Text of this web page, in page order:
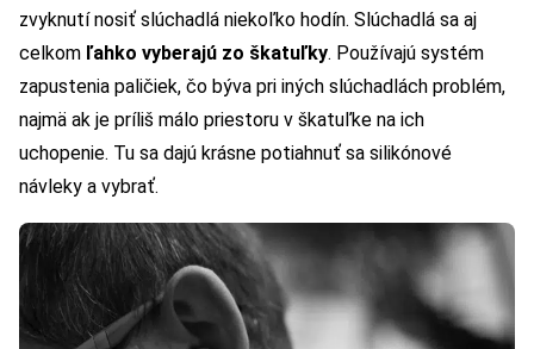
zvyknutí nosiť slúchadlá niekoľko hodín. Slúchadlá sa aj
celkom ľahko vyberajú zo škatuľky. Používajú systém
zapustenia paličiek, čo býva pri iných slúchadlách problém,
najmä ak je príliš málo priestoru v škatuľke na ich
uchopenie. Tu sa dajú krásne potiahnuť sa silikónové
návleky a vybrať.